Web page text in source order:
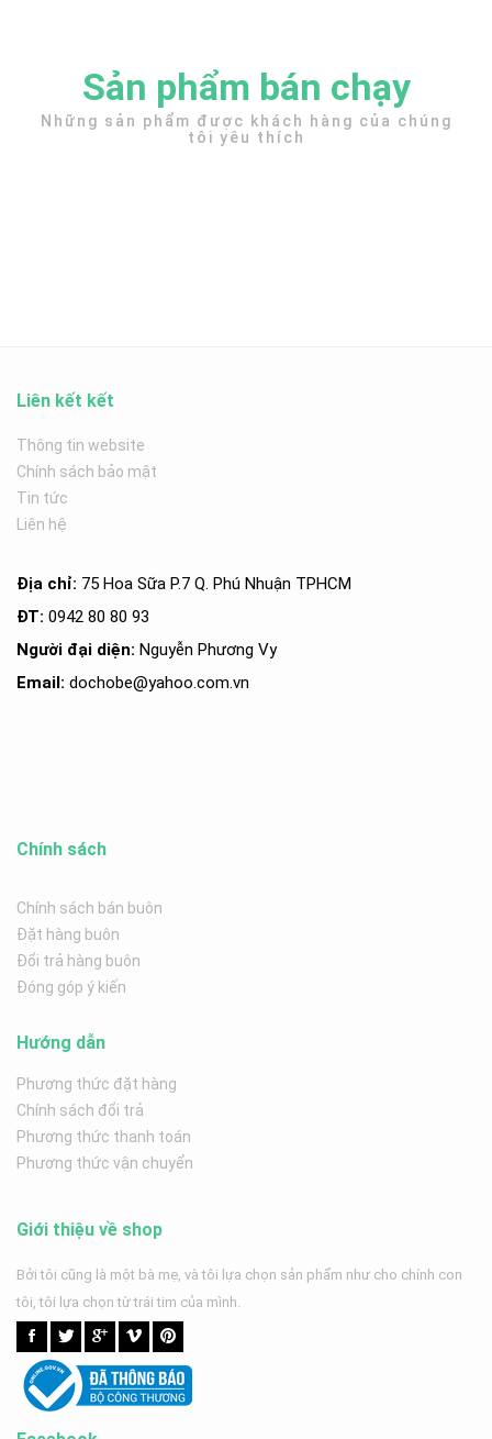
Sản phẩm bán chạy
Những sản phẩm được khách hàng của chúng
tôi yêu thích
Liên kết kết
Thông tin website
Chính sách bảo mật
Tin tức
Liên hệ
Địa chỉ: 75 Hoa Sữa P.7 Q. Phú Nhuận TPHCM
ĐT: 0942 80 80 93
Người đại diện: Nguyễn Phương Vy
Email: dochobe@yahoo.com.vn
Chính sách
Chính sách bán buôn
Đặt hàng buôn
Đổi trả hàng buôn
Đóng góp ý kiến
Hướng dẫn
Phương thức đặt hàng
Chính sách đổi trả
Phương thức thanh toán
Phương thức vận chuyển
Giới thiệu về shop
Bởi tôi cũng là một bà mẹ, và tôi lựa chọn sản phẩm như cho chính con
tôi, tôi lựa chọn từ trái tim của mình.